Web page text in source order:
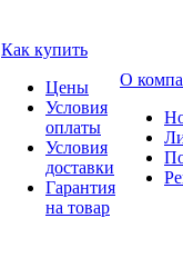
Как купить
Цены
Условия
оплаты
Условия
доставки
Гарантия
на товар
О